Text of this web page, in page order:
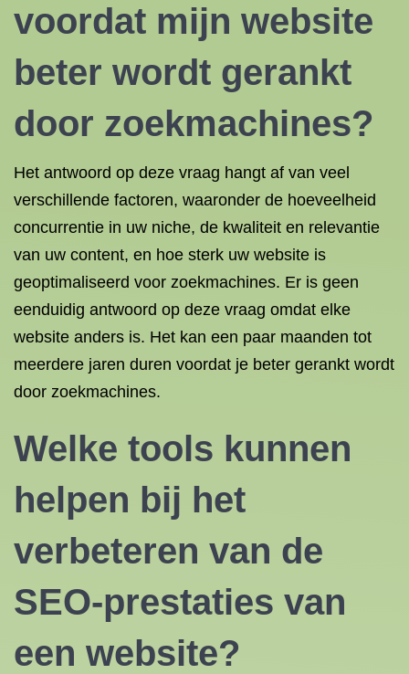
voordat mijn website
beter wordt gerankt
door zoekmachines?
Het antwoord op deze vraag hangt af van veel
verschillende factoren, waaronder de hoeveelheid
concurrentie in uw niche, de kwaliteit en relevantie
van uw content, en hoe sterk uw website is
geoptimaliseerd voor zoekmachines. Er is geen
eenduidig antwoord op deze vraag omdat elke
website anders is. Het kan een paar maanden tot
meerdere jaren duren voordat je beter gerankt wordt
door zoekmachines.
Welke tools kunnen
helpen bij het
verbeteren van de
SEO-prestaties van
een website?